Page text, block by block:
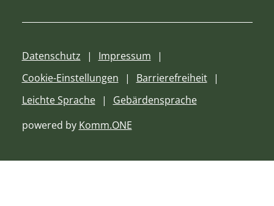
Datenschutz
Impressum
Cookie-Einstellungen
Barrierefreiheit
Leichte Sprache
Gebärdensprache
powered by Komm.ONE